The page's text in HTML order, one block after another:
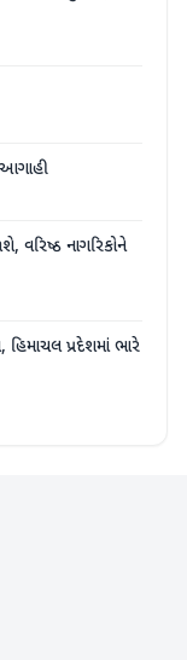
વરિષ્ઠ નાગરિકોને
હિમાચલ પ્રદેશમાં ભારે